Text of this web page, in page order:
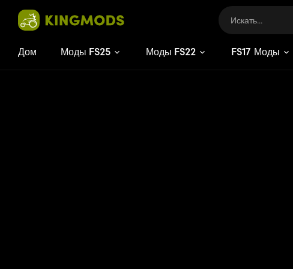
Дом Моды FS25 Моды FS22 FS17 Моды